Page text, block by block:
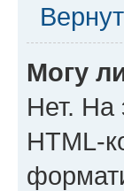
Могу
Нет. На
HTML-